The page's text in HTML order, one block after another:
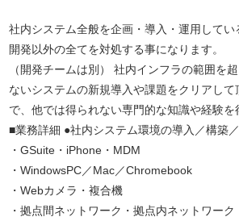
社内システム全般を企画・導入・運用してい
開発以外の全てを対処する事になります。
（開発チームは別） 社内インフラの範囲を
ないシステムの新規導入や課題をクリアし
で、他では得られない専門的な知識や経験を
■業務詳細 ●社内システム環境の導入／構築
・GSuite・iPhone・MDM
・WindowsPC／Mac／Chromebook
・Webカメラ・複合機
・拠点間ネットワーク・拠点内ネットワーク